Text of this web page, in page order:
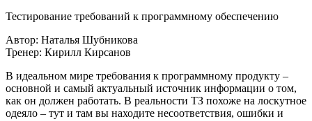
Тестирование требований к программному обеспечению
Автор: Наталья Шубникова
Тренер: Кирилл Кирсанов
В идеальном мире требования к программному продукту –
основной и самый актуальный источник информации о том,
как он должен работать. В реальности ТЗ похоже на лоскутное
одеяло – тут и там вы находите несоответствия, ошибки и